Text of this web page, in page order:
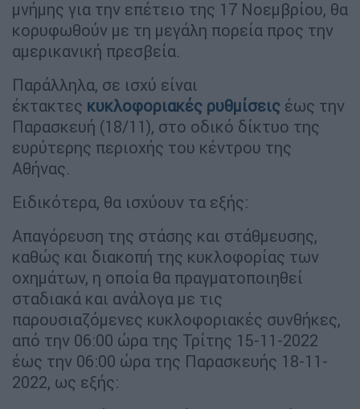
μνήμης για την επέτειο της 17 Νοεμβρίου, θα
κορυφωθούν με τη μεγάλη πορεία προς την
αμερικανική πρεσβεία.
Παράλληλα, σε ισχύ είναι
έκτακτες κυκλοφοριακές ρυθμίσεις έως την
Παρασκευή (18/11), στο οδικό δίκτυο της
ευρύτερης περιοχής του κέντρου της
Αθήνας.
Ειδικότερα, θα ισχύουν τα εξής:
Απαγόρευση της στάσης και στάθμευσης,
καθώς και διακοπή της κυκλοφορίας των
οχημάτων, η οποία θα πραγματοποιηθεί
σταδιακά και ανάλογα με τις
παρουσιαζόμενες κυκλοφοριακές συνθήκες,
από την 06:00 ώρα της Τρίτης 15-11-2022
έως την 06:00 ώρα της Παρασκευής 18-11-
2022, ως εξής: